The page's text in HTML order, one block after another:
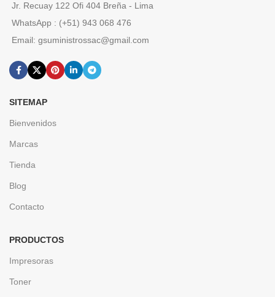
Jr. Recuay 122 Ofi 404 Breña - Lima
WhatsApp : (+51) 943 068 476
Email: gsuministrossac@gmail.com
SITEMAP
Bienvenidos
Marcas
Tienda
Blog
Contacto
PRODUCTOS
Impresoras
Toner